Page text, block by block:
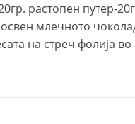
растопен путер-
млечното
на стреч фолија